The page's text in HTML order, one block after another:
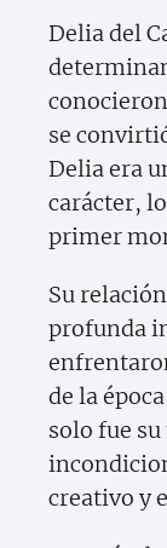
Delia del
se
Delia era
carácter,
primer
Su
profunda
de la
solo fue
creativo y